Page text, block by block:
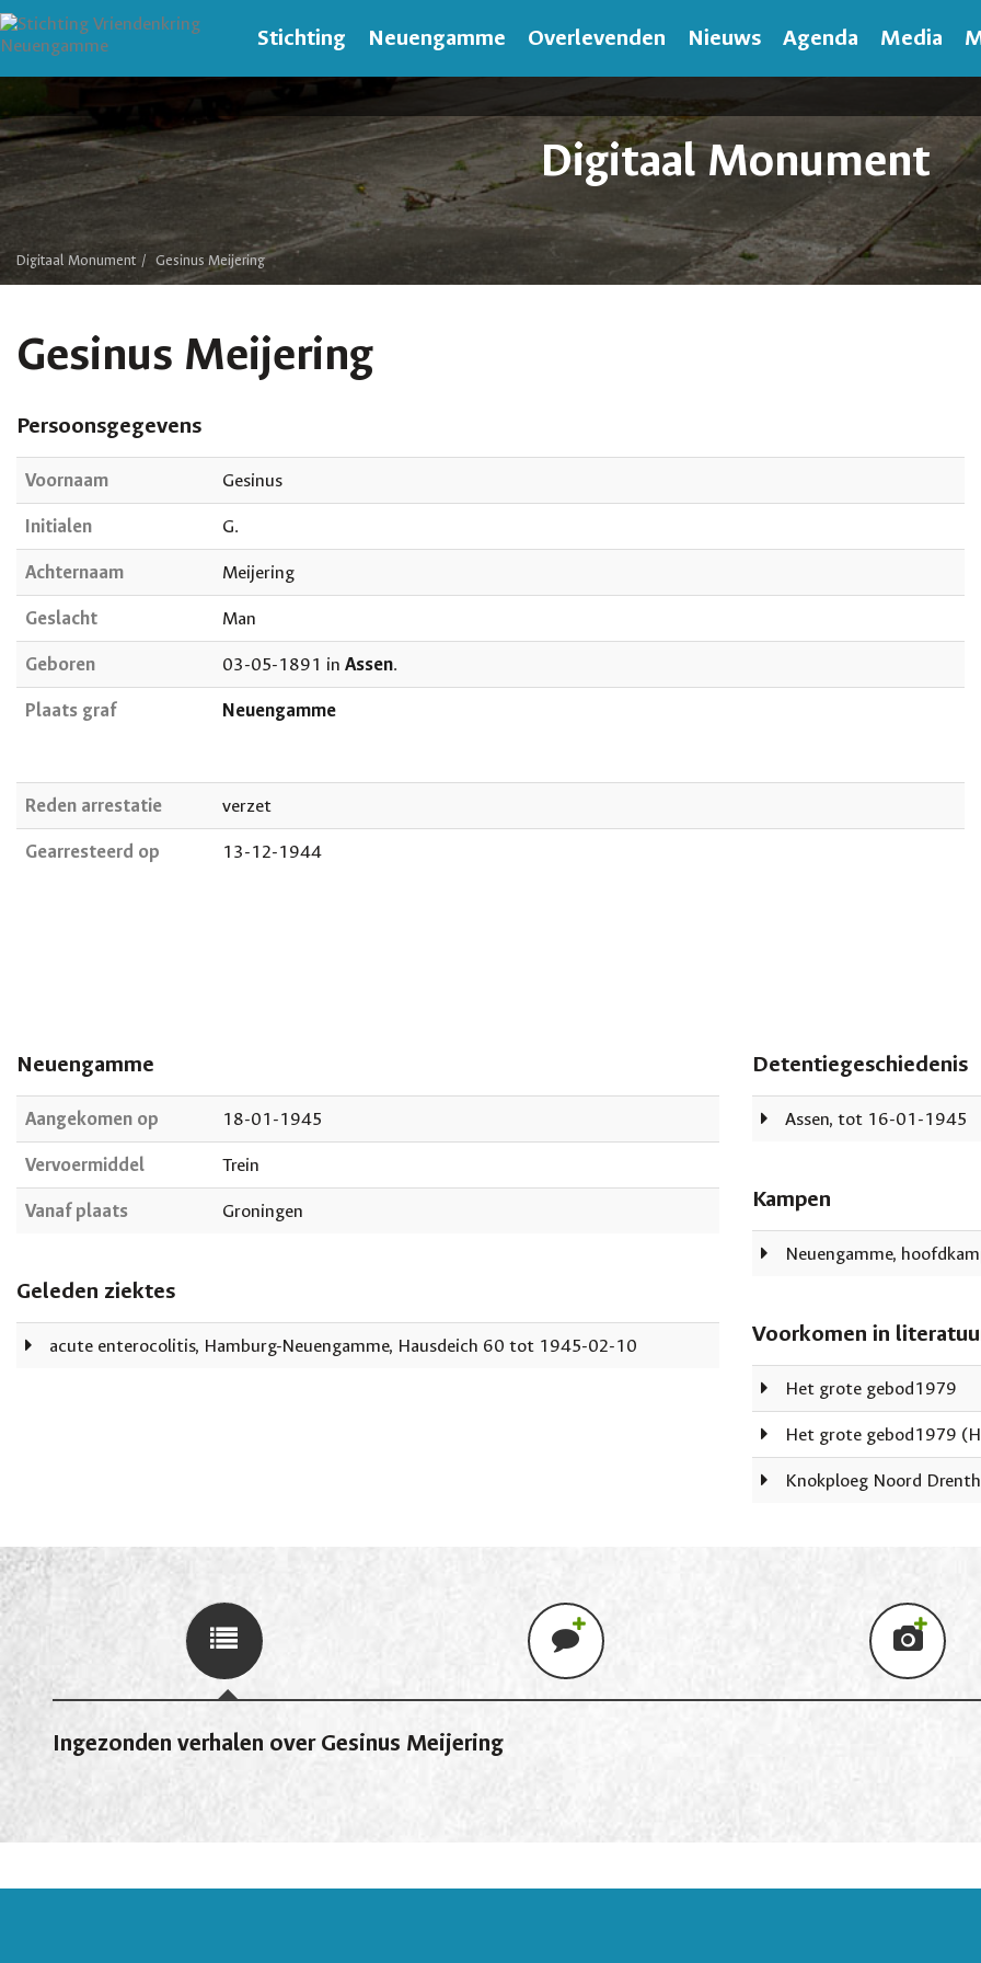
Stichting Neuengamme Overlevenden Nieuws Agenda Media
Digitaal Monument
Digitaal Monument Gesinus Meijering
Gesinus Meijering
Persoonsgegevens
Voornaam
Gesinus
Initialen
G.
Achternaam
Meijering
Geslacht
Man
Geboren
03-05-1891 in Assen.
Plaats graf
Neuengamme
Reden arrestatie
verzet
Gearresteerd op
13-12-1944
Neuengamme
Aangekomen op
18-01-1945
Vervoermiddel
Trein
Vanaf plaats
Groningen
Detentiegeschiedenis
Assen, tot 16-01-1945
Kampen
Neuengamme,
Geleden ziektes
acute enterocolitis, Hamburg-Neuengamme, Hausdeich 60 tot 1945-02-10 Voorkomen in
Het grote gebod1979
Het grote gebod1979
Knokploeg Noord
Ingezonden verhalen over Gesinus Meijering